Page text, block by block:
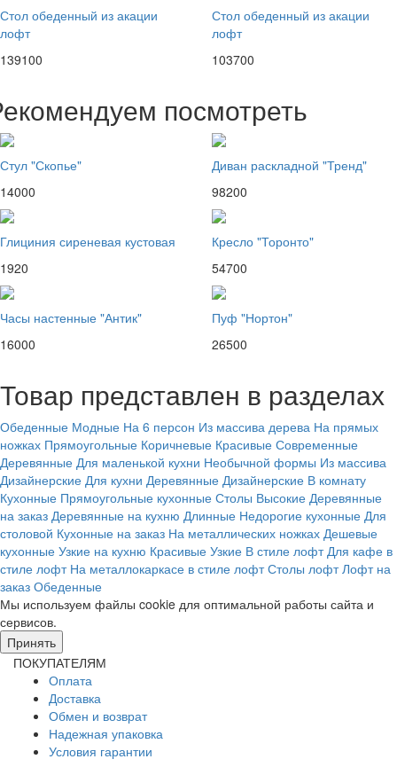
Стол обеденный из акации
лофт
139100
Стол обеденный из акации
лофт
103700
посмотреть
Стул "Скопье"
14000
Диван раскладной "Тренд"
98200
Глициния сиреневая кустовая
1920
Кресло "Торонто"
54700
Часы настенные "Антик"
16000
Пуф "Нортон"
26500
Товар представлен в разделах
Обеденные Модные На 6 персон Из массива дерева На прямых
ножках Прямоугольные Коричневые Красивые Современные
Деревянные Для маленькой кухни Необычной формы Из массива
Дизайнерские Для кухни Деревянные Дизайнерские В комнату
Кухонные Прямоугольные кухонные Столы Высокие Деревянные
на заказ Деревянные на кухню Длинные Недорогие кухонные Для
столовой Кухонные на заказ На металлических ножках Дешевые
кухонные Узкие на кухню Красивые Узкие В стиле лофт Для кафе в
стиле лофт На металлокаркасе в стиле лофт Столы лофт Лофт на
заказ Обеденные
Мы используем файлы cookie для оптимальной работы сайта и
сервисов.
Принять
ПОКУПАТЕЛЯМ
Оплата
Доставка
Обмен и возврат
Надежная упаковка
Условия гарантии